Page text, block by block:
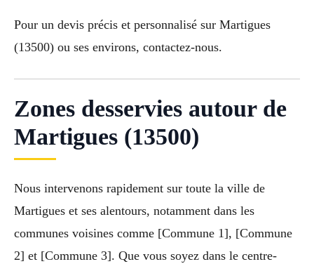
Pour un devis précis et personnalisé sur Martigues
(13500) ou ses environs, contactez-nous.
Zones desservies autour de
Martigues (13500)
Nous intervenons rapidement sur toute la ville de
Martigues et ses alentours, notamment dans les
communes voisines comme [Commune 1], [Commune
2] et [Commune 3]. Que vous soyez dans le centre-